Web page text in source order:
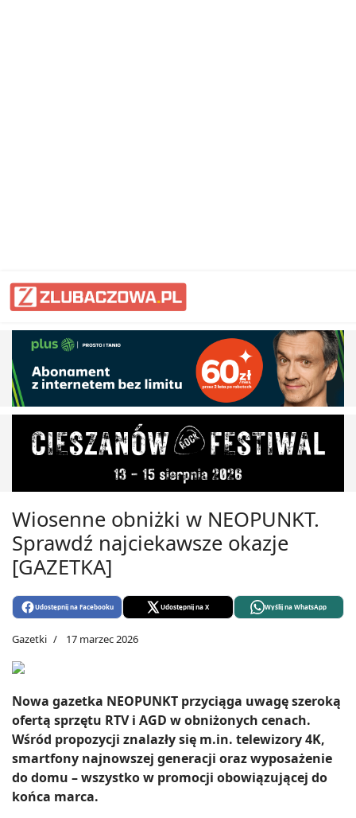
Wiosenne obniżki w NEOPUNKT.
Sprawdź najciekawsze okazje
[GAZETKA]
Udostępnij na Facebooku Udostępnij na X Wyślij na WhatsApp
Gazetki 17 marzec 2026
Nowa gazetka NEOPUNKT przyciąga uwagę szeroką
ofertą sprzętu RTV i AGD w obniżonych cenach.
Wśród propozycji znalazły się m.in. telewizory 4K,
smartfony najnowszej generacji oraz wyposażenie
do domu – wszystko w promocji obowiązującej do
końca marca.